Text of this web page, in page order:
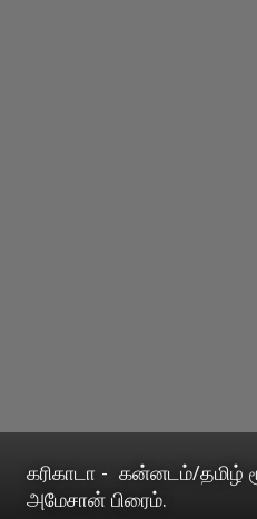
கரிகாடா - கன்னடம்/தமிழ்
அமேசான் பிரைம்.